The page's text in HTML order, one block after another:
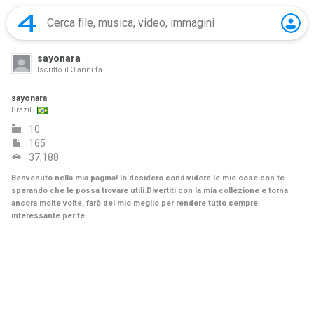
sayonara
Iscritto il 3 anni fa
sayonara
Brazil
10
165
37,188
Benvenuto nella mia pagina! Io desidero condividere le mie cose con te
sperando che le possa trovare utili.Divertiti con la mia collezione e torna
ancora molte volte, farò del mio meglio per rendere tutto sempre
interessante per te.